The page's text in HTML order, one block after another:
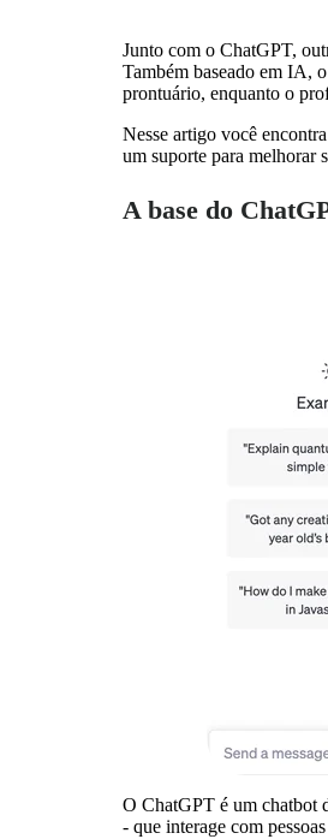
Junto com o ChatGPT,
Também baseado em IA,
prontuário, enquanto o
Nesse artigo você
um suporte para melhorar
A base do
O ChatGPT é um chatbot
- que interage com